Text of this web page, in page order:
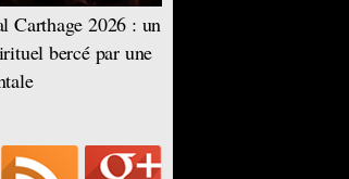
Carthage 2026 : un
bercé par une